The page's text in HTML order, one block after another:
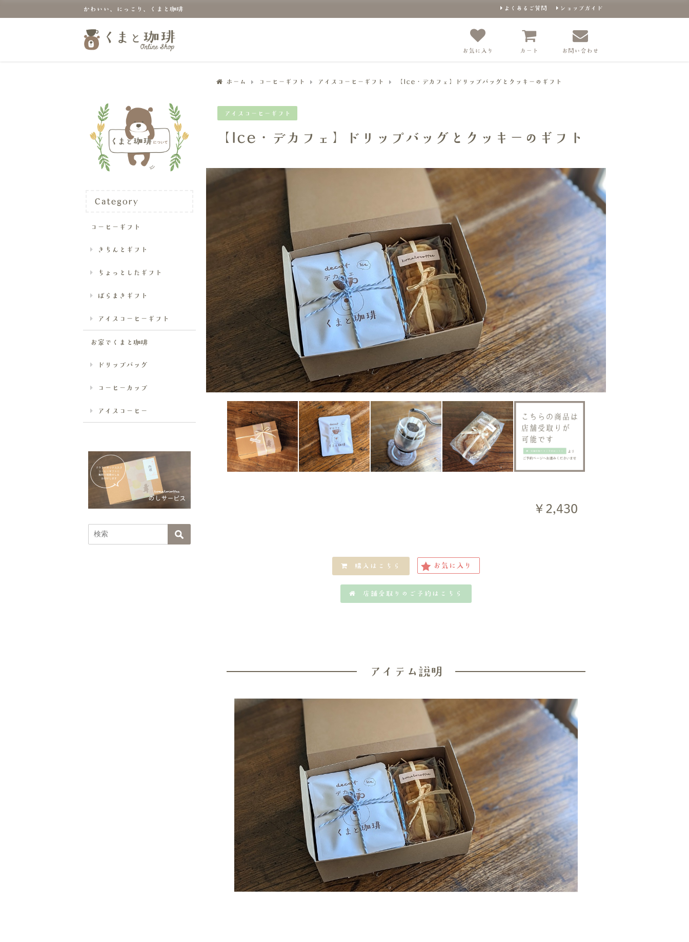
かわいい、にっこり、くまと珈琲 よくあるご質問 ショップガイド
お気に入り カート お問い合わせ
ホーム コーヒーギフト アイスコーヒーギフト 【Ice・デカフェ】ドリップバッグとクッキーのギフト
アイスコーヒーギフト
【Ice・デカフェ】ドリップバッグとクッキーのギフト
￥2,430
購入はこちら お気に入り
店舗受取りのご予約はこちら
アイテム説明
Category
コーヒーギフト
きちんとギフト
ちょっとしたギフト
ばらまきギフト
アイスコーヒーギフト
お家でくまと珈琲
ドリップバッグ
コーヒーカップ
アイスコーヒー